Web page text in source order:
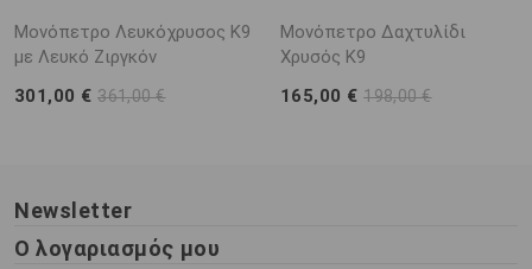
Μονόπετρο Λευκόχρυσος Κ9
με Λευκό Ζιργκόν
301,00 €361,00 €
Μονόπετρο Δαχτυλίδι
Χρυσός Κ9
165,00 €198,00 €
Newsletter
Ο λογαριασμός μου